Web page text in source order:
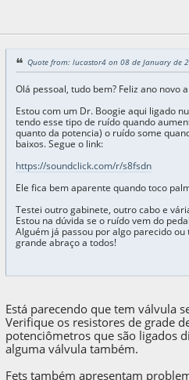
Quote from: lucastor4 on 08 de January de
Olá pessoal, tudo bem? Feliz ano novo
Estou com um Dr. Boogie aqui ligado
tendo esse tipo de ruído quando
quanto da potencia) o ruído some
baixos. Segue o link:
https://soundclick.com/r/s8fsdn
Ele fica bem aparente quando toco
Testei outro gabinete, outro cabo e
Estou na dúvida se o ruído vem do
Alguém já passou por algo parecido
grande abraço a todos!
Está parecendo que tem válvula
Verifique os resistores de grade
potenciômetros que são ligados
alguma válvula também.
Fets também apresentam